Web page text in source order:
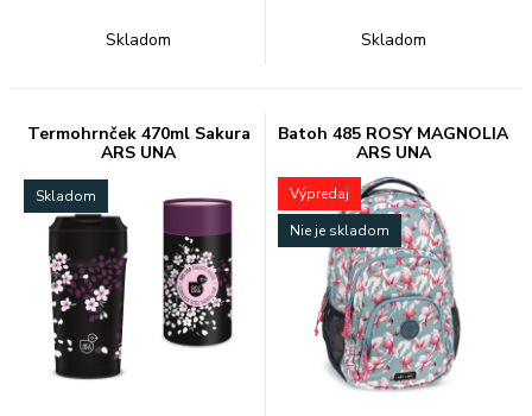
Skladom Skladom
Termohrnček 470ml Sakura
ARS UNA
Skladom
Batoh 485 ROSY MAGNOLIA
ARS UNA
Výpredaj
Nie je skladom